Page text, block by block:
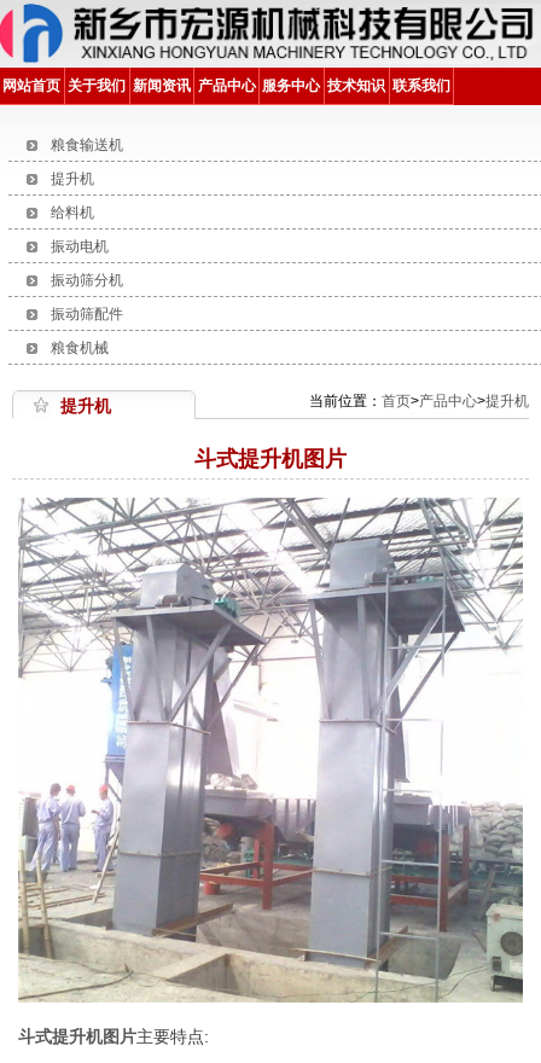
网站首页 关于我们 新闻资讯 产品中心 服务中心 技术知识 联系我们
粮食输送机
提升机
给料机
振动电机
振动筛分机
振动筛配件
粮食机械
提升机 当前位置： 首页>产品中心>提升机
斗式提升机图片
斗式提升机图片主要特点: